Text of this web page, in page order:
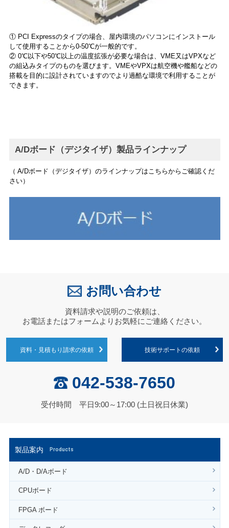
製品案内 Products
A/D・D/Aボード
CPUボード
FPGA ボード
① PCI Expressのタイプの場合、屋内環境のパソコンにインストール
して使用することから0-50℃が一般的です。
② 0℃以下や50℃以上の温度拡張が必要な場合は、VME又はVPXなど
の組込みタイプのものを選びます。VMEやVPXは航空機や艦船などの
搭載を目的に設計されていますのでより過酷な環境で利用することが
できます。
A/Dボード（デジタイザ）製品ラインナップ
（ A/Dボード（デジタイザ）のラインナップはこちらからご確認くだ
さい）
お問い合わせ
資料請求や説明のご依頼は、
お電話またはフォームよりお気軽にご連絡ください。
資料・見積もり請求の依頼 技術サポートの依頼
042-538-7650
受付時間 平日9:00～17:00 (土日祝日休業)